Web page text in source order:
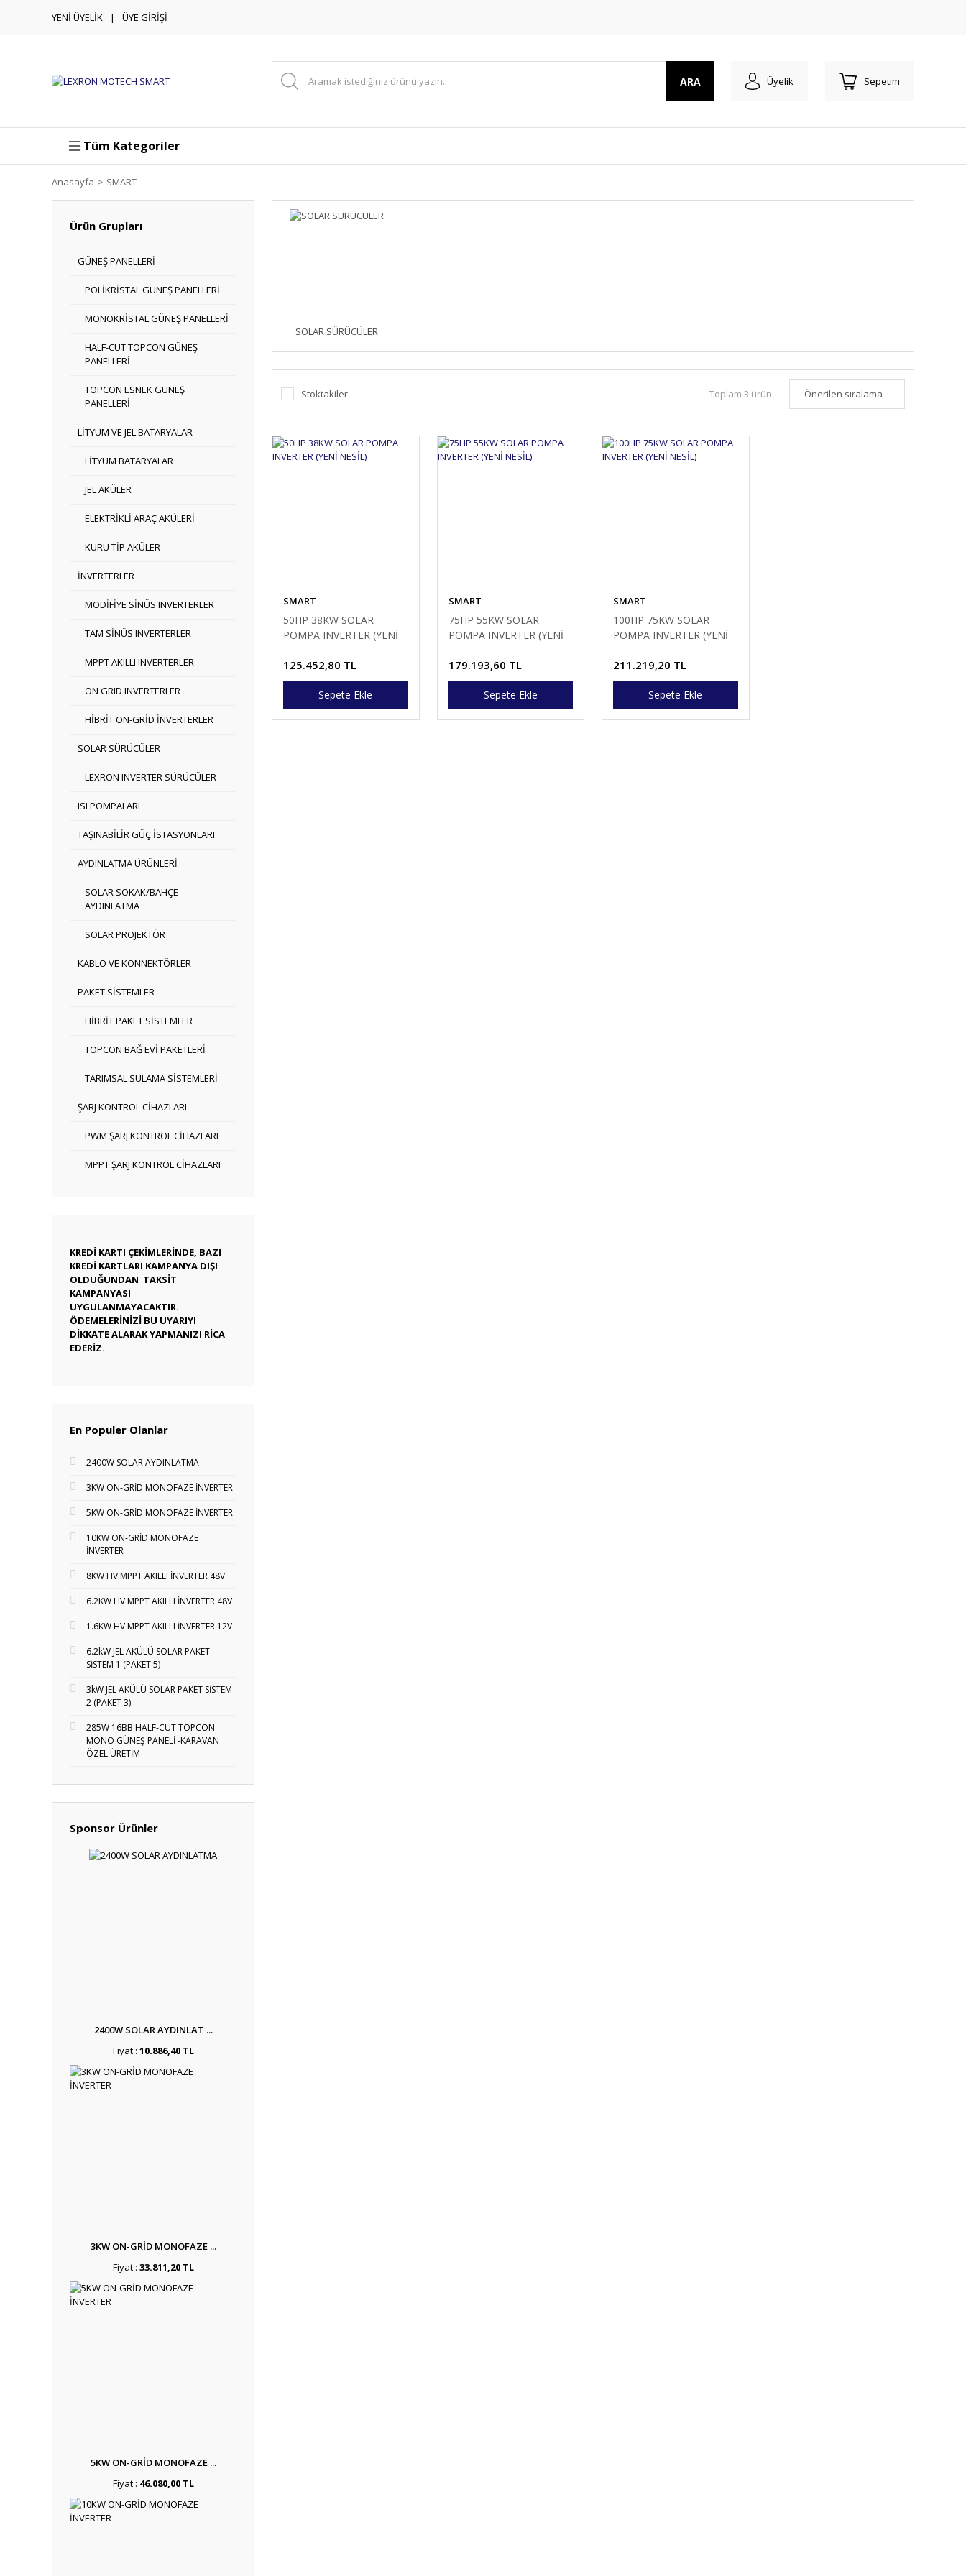
YENİ ÜYELİK ÜYE GİRİŞİ
ARA Üyelik Sepetim
Tüm Kategoriler
Anasayfa SMART
Ürün Grupları
GÜNEŞ PANELLERİ
POLİKRİSTAL GÜNEŞ PANELLERİ
MONOKRİSTAL GÜNEŞ PANELLERİ
HALF-CUT TOPCON GÜNEŞ
PANELLERİ
TOPCON ESNEK GÜNEŞ
PANELLERİ
LİTYUM VE JEL BATARYALAR
LİTYUM BATARYALAR
JEL AKÜLER
ELEKTRİKLİ ARAÇ AKÜLERİ
KURU TİP AKÜLER
İNVERTERLER
MODİFİYE SİNÜS INVERTERLER
TAM SİNÜS INVERTERLER
MPPT AKILLI INVERTERLER
ON GRID INVERTERLER
HİBRİT ON-GRİD İNVERTERLER
SOLAR SÜRÜCÜLER
LEXRON INVERTER SÜRÜCÜLER
ISI POMPALARI
TAŞINABİLİR GÜÇ İSTASYONLARI
AYDINLATMA ÜRÜNLERİ
SOLAR SOKAK/BAHÇE
AYDINLATMA
SOLAR PROJEKTÖR
KABLO VE KONNEKTÖRLER
PAKET SİSTEMLER
HİBRİT PAKET SİSTEMLER
TOPCON BAĞ EVİ PAKETLERİ
TARIMSAL SULAMA SİSTEMLERİ
ŞARJ KONTROL CİHAZLARI
PWM ŞARJ KONTROL CİHAZLARI
MPPT ŞARJ KONTROL CİHAZLARI
KREDİ KARTI ÇEKİMLERİNDE, BAZI
KREDİ KARTLARI KAMPANYA DIŞI
OLDUĞUNDAN TAKSİT
KAMPANYASI
UYGULANMAYACAKTIR.
ÖDEMELERİNİZİ BU UYARIYI
DİKKATE ALARAK YAPMANIZI RİCA
EDERİZ.
En Populer Olanlar
2400W SOLAR AYDINLATMA
3KW ON-GRİD MONOFAZE İNVERTER
5KW ON-GRİD MONOFAZE İNVERTER
10KW ON-GRİD MONOFAZE
İNVERTER
8KW HV MPPT AKILLI İNVERTER 48V
6.2KW HV MPPT AKILLI İNVERTER 48V
1.6KW HV MPPT AKILLI İNVERTER 12V
6.2kW JEL AKÜLÜ SOLAR PAKET
SİSTEM 1 (PAKET 5)
3kW JEL AKÜLÜ SOLAR PAKET SİSTEM
2 (PAKET 3)
285W 16BB HALF-CUT TOPCON
MONO GÜNEŞ PANELİ -KARAVAN
ÖZEL ÜRETİM
Sponsor Ürünler
2400W SOLAR AYDINLAT ...
Fiyat : 10.886,40 TL
3KW ON-GRİD MONOFAZE ...
Fiyat : 33.811,20 TL
5KW ON-GRİD MONOFAZE ...
Fiyat : 46.080,00 TL
SOLAR SÜRÜCÜLER
Stoktakiler Toplam 3 ürün
SMART
50HP 38KW SOLAR
POMPA INVERTER (YENİ
125.452,80 TL
Sepete Ekle
SMART
75HP 55KW SOLAR
POMPA INVERTER (YENİ
179.193,60 TL
Sepete Ekle
SMART
100HP 75KW SOLAR
POMPA INVERTER (YENİ
211.219,20 TL
Sepete Ekle